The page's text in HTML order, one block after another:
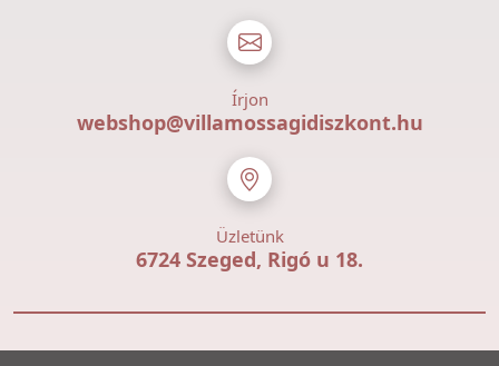
Írjon
webshop@villamossagidiszkont.hu
Üzletünk
6724 Szeged, Rigó u 18.